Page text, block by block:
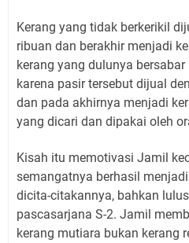
Kerang yang tidak berkerikil
ribuan dan berakhir menjadi
kerang yang dulunya
karena pasir tersebut dijual
dan pada akhirnya menjadi
yang dicari dan dipakai oleh
Kisah itu memotivasi Jamil
semangatnya berhasil
dicita-citakannya, bahkan
pascasarjana S-2. Jamil
kerang mutiara bukan kerang